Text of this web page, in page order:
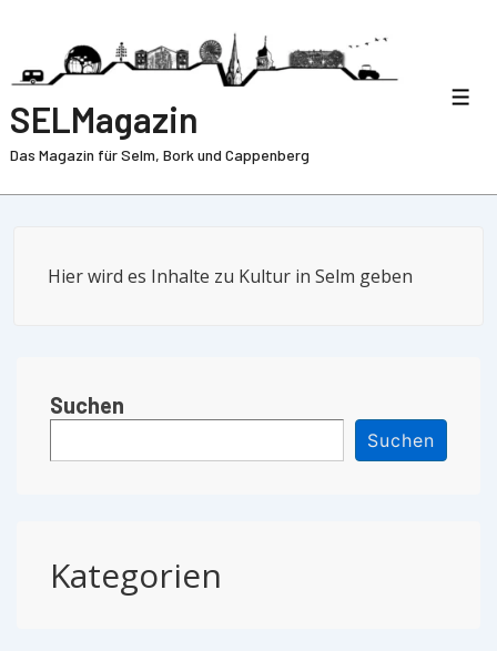
SELMagazin
Das Magazin für Selm, Bork und Cappenberg
Hier wird es Inhalte zu Kultur in Selm geben
Suchen
Suchen
Kategorien